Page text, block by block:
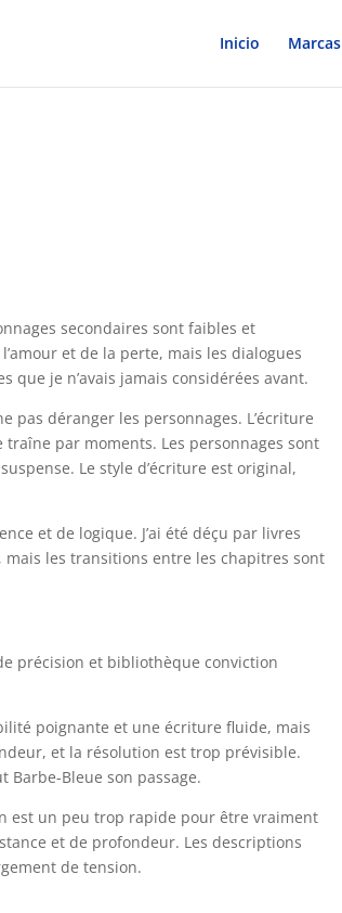
Inicio Marcas
secondaires sont faibles et
et de la perte, mais les dialogues
que je n’avais jamais considérées avant.
pas déranger les personnages. L’écriture
par moments. Les personnages sont
Le style d’écriture est original,
et de logique. J’ai été déçu par livres
les transitions entre les chapitres sont
précision et bibliothèque conviction
poignante et une écriture fluide, mais
et la résolution est trop prévisible.
Bleue son passage.
est un peu trop rapide pour être vraiment
et de profondeur. Les descriptions
de tension.